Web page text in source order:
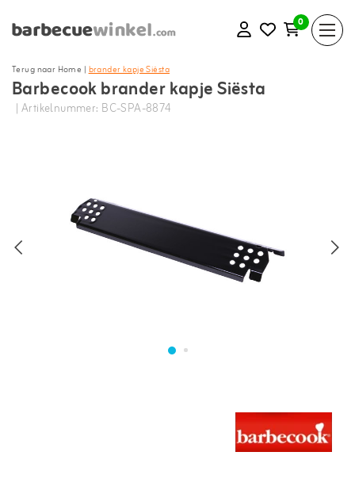
0
Terug naar Home |brander kapje Siësta
Barbecook brander kapje Siësta
| Artikelnummer: BC-SPA-8874